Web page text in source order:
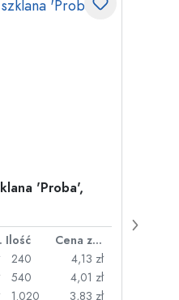
'Proba',
Ilość
Cena za sztukę
240
4,13 zł
540
4,01 zł
1.020
3,83 zł